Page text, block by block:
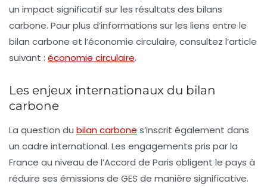
un impact significatif sur les résultats des bilans
carbone. Pour plus d’informations sur les liens entre le
bilan carbone et l’économie circulaire, consultez l’article
suivant : économie circulaire.
Les enjeux internationaux du bilan
carbone
La question du bilan carbone s’inscrit également dans
un cadre international. Les engagements pris par la
France au niveau de l’Accord de Paris obligent le pays à
réduire ses émissions de GES de manière significative.